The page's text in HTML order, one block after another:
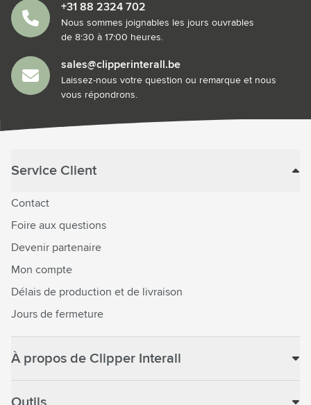
+31 88 2324 702
Nous sommes joignables les jours ouvrables
de 8:30 à 17:00 heures.
sales@clipperinterall.be
Laissez-nous votre question ou remarque et nous
vous répondrons.
Service Client
Contact
Foire aux questions
Devenir partenaire
Mon compte
Délais de production et de livraison
Jours de fermeture
À propos de Clipper Interall
Outils